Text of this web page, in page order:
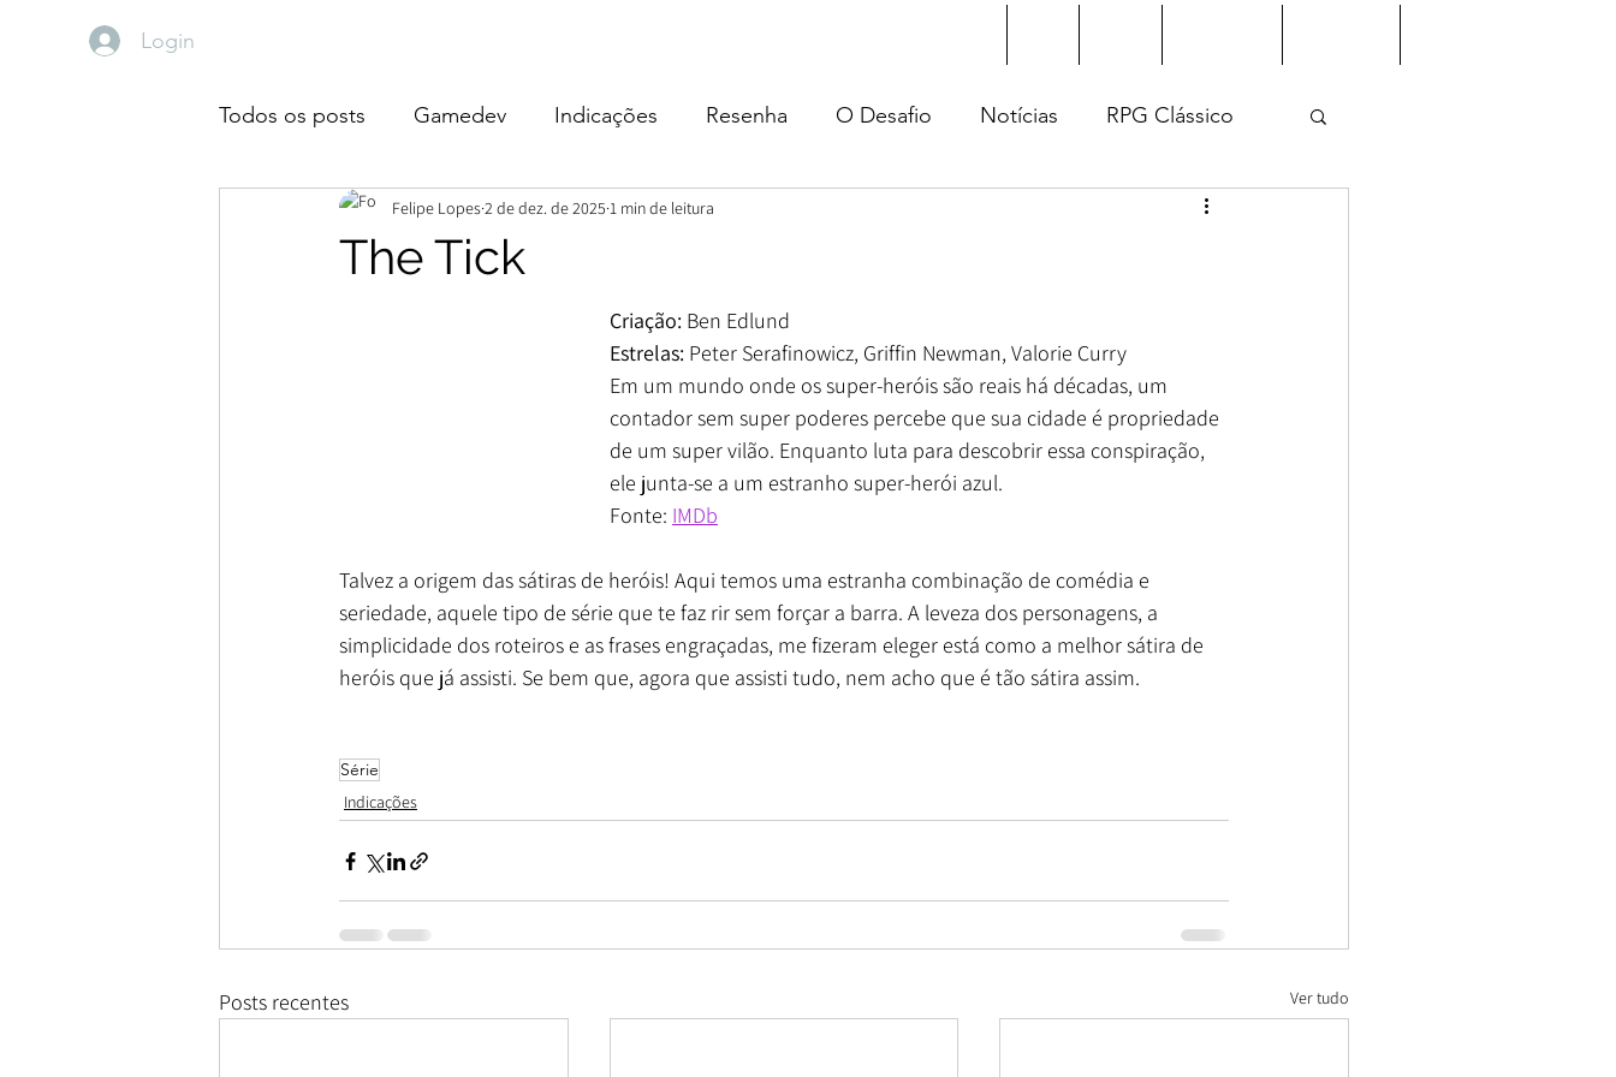
Login
Todos os posts Gamedev Indicações Resenha O Desafio Notícias RPG Clássico
Devaneios Diário de Leitura
The Tick
Felipe Lopes2 de dez. de 2025 1 min de leitura
Criação: Ben Edlund
Estrelas: Peter Serafinowicz, Griffin Newman, Valorie Curry
Em um mundo onde os super-heróis são reais há décadas, um
contador sem super poderes percebe que sua cidade é propriedade
de um super vilão. Enquanto luta para descobrir essa conspiração,
ele junta-se a um estranho super-herói azul.
Fonte: IMDb
Talvez a origem das sátiras de heróis! Aqui temos uma estranha combinação de comédia e
seriedade, aquele tipo de série que te faz rir sem forçar a barra. A leveza dos personagens, a
simplicidade dos roteiros e as frases engraçadas, me fizeram eleger está como a melhor sátira de
heróis que já assisti. Se bem que, agora que assisti tudo, nem acho que é tão sátira assim.
Série
Indicações
Posts recentes Ver tudo